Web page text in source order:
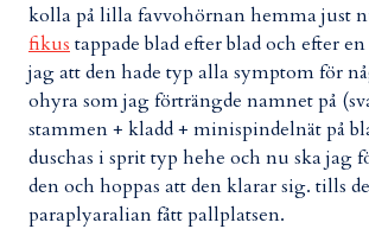
kolla på lilla favvohörnan hemma just
fikus tappade blad efter blad och efter
jag att den hade typ alla symptom för
ohyra som jag förträngde namnet på
stammen + kladd + minispindelnät på
duschas i sprit typ hehe och nu ska jag
den och hoppas att den klarar sig. tills
paraplyaralian fått pallplatsen.